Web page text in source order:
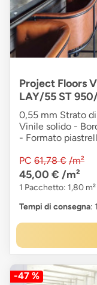
Project Floors
LAY/55 ST
0,55 mm Strato
Vinile solido -
- Formato
PC 61,78 € /m²
45,00 € /m²
1 Pacchetto: 1,80
Tempi di consegna:
-47 %